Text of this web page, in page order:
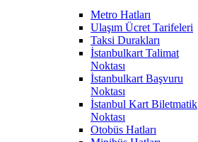
Metro Hatları
Ulaşım Ücret Tarifeleri
Taksi Durakları
İstanbulkart Talimat
Noktası
İstanbulkart Başvuru
Noktası
İstanbul Kart Biletmatik
Noktası
Otobüs Hatları